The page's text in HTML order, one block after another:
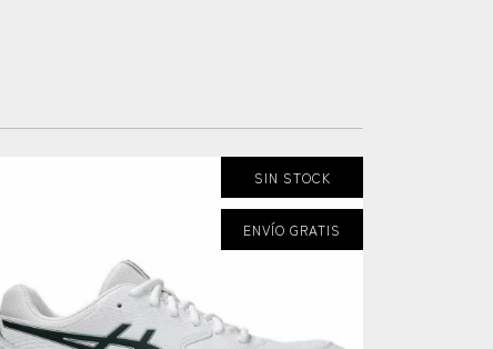
SIN STOCK
ENVÍO GRATIS